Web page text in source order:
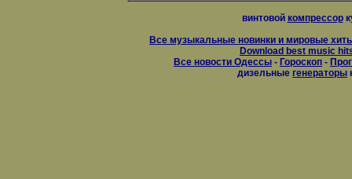
винтовой компрессор
Все музыкальные новинки и мировые
Download best music
Все новости Одессы - Гороскоп -
дизельные генераторы